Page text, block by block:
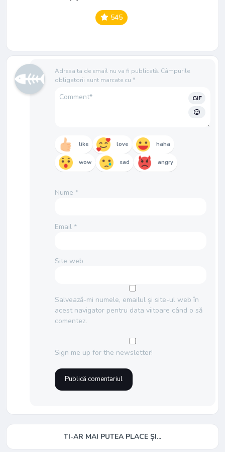
545
Adresa ta de email nu va fi publicată. Câmpurile
obligatorii sunt marcate cu *
GIF
like love haha
wow sad angry
Nume *
Email *
Site web
Salvează-mi numele, emailul și site-ul web în
acest navigator pentru data viitoare când o să
comentez.
Sign me up for the newsletter!
TI-AR MAI PUTEA PLACE ȘI...